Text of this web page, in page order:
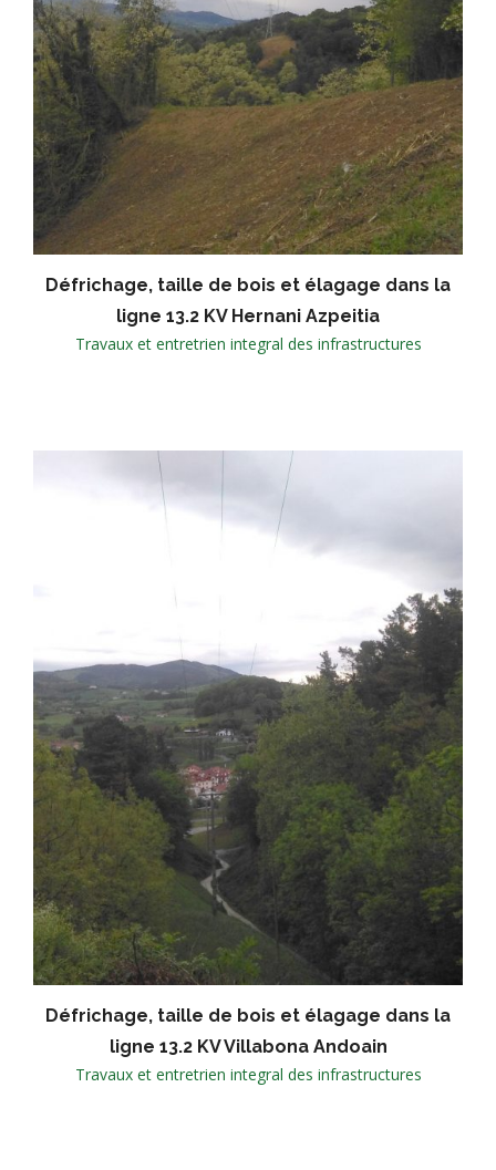
Défrichage, taille de bois et élagage dans la
ligne 13.2 KV Hernani Azpeitia
Travaux et entretrien integral des infrastructures
Défrichage, taille de bois et élagage dans la
ligne 13.2 KV Villabona Andoain
Travaux et entretrien integral des infrastructures